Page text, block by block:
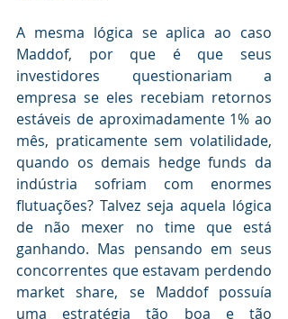
A mesma lógica se aplica ao caso
Maddof, por que é que seus
investidores questionariam a
empresa se eles recebiam retornos
estáveis de aproximadamente 1% ao
mês, praticamente sem volatilidade,
quando os demais hedge funds da
indústria sofriam com enormes
flutuações? Talvez seja aquela lógica
de não mexer no time que está
ganhando. Mas pensando em seus
concorrentes que estavam perdendo
market share, se Maddof possuía
uma estratégia tão boa e tão